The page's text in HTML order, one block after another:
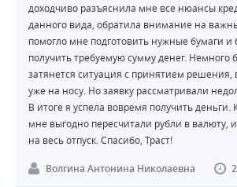
доходчиво разъяснила мне все нюансы
данного вида, обратила внимание на
помогло мне подготовить нужные бумаги и
получить требуемую сумму денег. Немного
затянется ситуация с принятием решения,
уже на носу. Но заявку рассматривали
В итоге я успела вовремя получить деньги.
мне выгодно пересчитали рубли в валюту,
на весь отпуск. Спасибо, Траст!
Волгина Антонина Николаевна